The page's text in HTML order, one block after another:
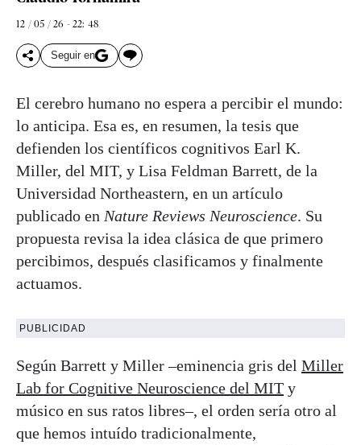
12 / 05 / 26 - 22: 48
Seguir en
El cerebro humano no espera a percibir el mundo:
lo anticipa. Esa es, en resumen, la tesis que
defienden los científicos cognitivos Earl K.
Miller, del MIT, y Lisa Feldman Barrett, de la
Universidad Northeastern, en un artículo
publicado en Nature Reviews Neuroscience. Su
propuesta revisa la idea clásica de que primero
percibimos, después clasificamos y finalmente
actuamos.
PUBLICIDAD
Según Barrett y Miller –eminencia gris del Miller
Lab for Cognitive Neuroscience del MIT y
músico en sus ratos libres–, el orden sería otro al
que hemos intuído tradicionalmente,